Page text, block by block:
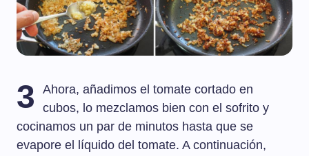
3
Ahora, añadimos el tomate cortado en
cubos, lo mezclamos bien con el sofrito y
cocinamos un par de minutos hasta que se
evapore el líquido del tomate. A continuación,